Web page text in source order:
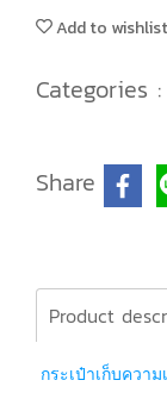
Add to wishlist
Categories :
Share
Product
กระเป๋าเก็บควา